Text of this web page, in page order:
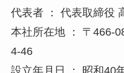
代表者 ： 代表取締役
本社所在地 ： 〒466-
4-46
設立年月日 ： 昭和40